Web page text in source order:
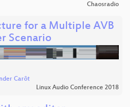
Chaosradio
for a Multiple AVB
Scenario
Carôt
Linux Audio Conference 2018